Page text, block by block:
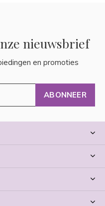
nieuwsbrief
en promoties
ABONNEER